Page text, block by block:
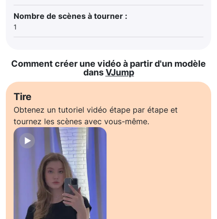
Nombre de scènes à tourner :
1
Comment créer une vidéo à partir d'un modèle
dansVJump
Tire
Obtenez un tutoriel vidéo étape par étape et
tournez les scènes avec vous-même.